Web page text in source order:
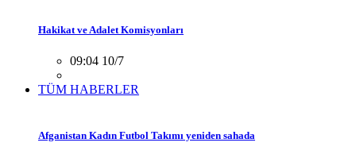
Hakikat ve Adalet Komisyonları
09:04 10/7
TÜM HABERLER
Afganistan Kadın Futbol Takımı yeniden sahada